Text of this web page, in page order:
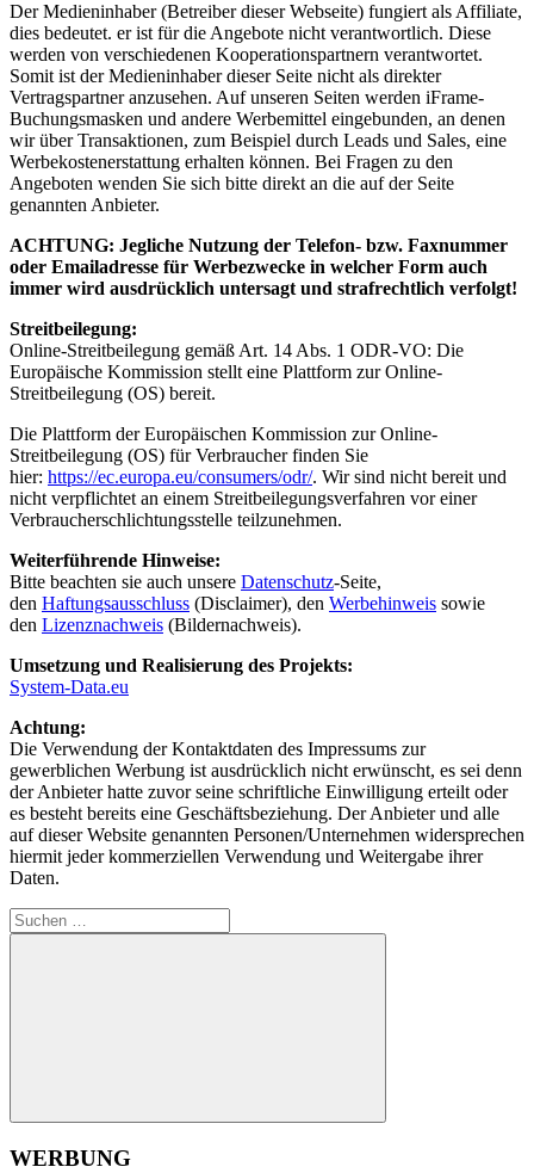
Der Medieninhaber (Betreiber dieser Webseite) fungiert als Affiliate,
dies bedeutet. er ist für die Angebote nicht verantwortlich. Diese
werden von verschiedenen Kooperationspartnern verantwortet.
Somit ist der Medieninhaber dieser Seite nicht als direkter
Vertragspartner anzusehen. Auf unseren Seiten werden iFrame-
Buchungsmasken und andere Werbemittel eingebunden, an denen
wir über Transaktionen, zum Beispiel durch Leads und Sales, eine
Werbekostenerstattung erhalten können. Bei Fragen zu den
Angeboten wenden Sie sich bitte direkt an die auf der Seite
genannten Anbieter.
ACHTUNG: Jegliche Nutzung der Telefon- bzw. Faxnummer
oder Emailadresse für Werbezwecke in welcher Form auch
immer wird ausdrücklich untersagt und strafrechtlich verfolgt!
Streitbeilegung:
Online-Streitbeilegung gemäß Art. 14 Abs. 1 ODR-VO: Die
Europäische Kommission stellt eine Plattform zur Online-
Streitbeilegung (OS) bereit.
Die Plattform der Europäischen Kommission zur Online-
Streitbeilegung (OS) für Verbraucher finden Sie
hier: https://ec.europa.eu/consumers/odr/. Wir sind nicht bereit und
nicht verpflichtet an einem Streitbeilegungsverfahren vor einer
Verbraucherschlichtungsstelle teilzunehmen.
Weiterführende Hinweise:
Bitte beachten sie auch unsere Datenschutz-Seite,
den Haftungsausschluss (Disclaimer), den Werbehinweis sowie
den Lizenznachweis (Bildernachweis).
Umsetzung und Realisierung des Projekts:
System-Data.eu
Achtung:
Die Verwendung der Kontaktdaten des Impressums zur
gewerblichen Werbung ist ausdrücklich nicht erwünscht, es sei denn
der Anbieter hatte zuvor seine schriftliche Einwilligung erteilt oder
es besteht bereits eine Geschäftsbeziehung. Der Anbieter und alle
auf dieser Website genannten Personen/Unternehmen widersprechen
hiermit jeder kommerziellen Verwendung und Weitergabe ihrer
Daten.
Suchen
nach:
Suchen
WERBUNG